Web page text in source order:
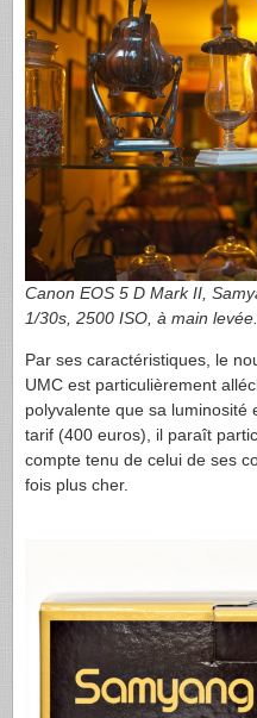
Canon EOS 5 D Mark II,
1/30s, 2500 ISO, à main levée.
Par ses caractéristiques, le
UMC est particulièrement
polyvalente que sa luminosité
tarif (400 euros), il paraît
compte tenu de celui de ses
fois plus cher.